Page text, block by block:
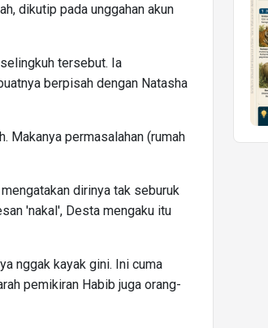
dikutip pada unggahan akun
tersebut. Ia
berpisah dengan Natasha
Makanya permasalahan (rumah
dirinya tak seburuk
'nakal', Desta mengaku itu
nggak kayak gini. Ini cuma
pemikiran Habib juga orang-